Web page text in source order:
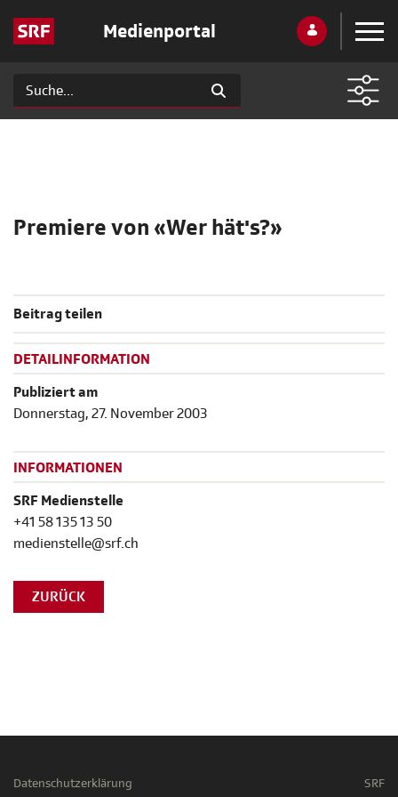
Medienportal
Premiere von «Wer hät's?»
Beitrag teilen
DETAILINFORMATION
Publiziert am
Donnerstag, 27. November 2003
INFORMATIONEN
SRF Medienstelle
+41 58 135 13 50
medienstelle@srf.ch
ZURÜCK
Datenschutzerklärung SRF